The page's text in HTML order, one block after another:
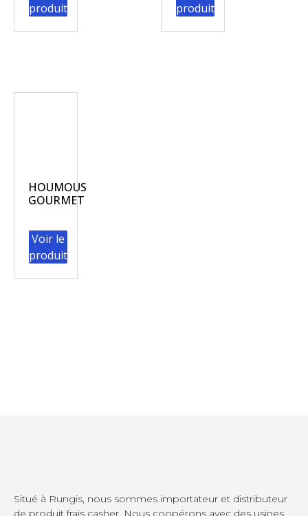
produit
produit
HOUMOUS
GOURMET
Voir le
produit
Situé à Rungis, nous sommes importateur et distributeur
de produit frais casher. Nous coopérons avec des usines